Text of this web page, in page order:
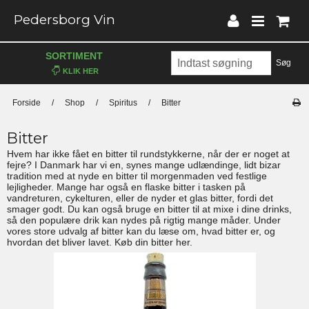
Pedersborg Vin
Søg
SORTIMENT
Forside / Shop / Spiritus / Bitter
Bitter
Hvem har ikke fået en bitter til rundstykkerne, når der er noget at
fejre? I Danmark har vi en, synes mange udlændinge, lidt bizar
tradition med at nyde en bitter til morgenmaden ved festlige
lejligheder. Mange har også en flaske bitter i tasken på
vandreturen, cykelturen, eller de nyder et glas bitter, fordi det
smager godt. Du kan også bruge en bitter til at mixe i dine drinks,
så den populære drik kan nydes på rigtig mange måder. Under
vores store udvalg af bitter kan du læse om, hvad bitter er, og
hvordan det bliver lavet. Køb din bitter her.